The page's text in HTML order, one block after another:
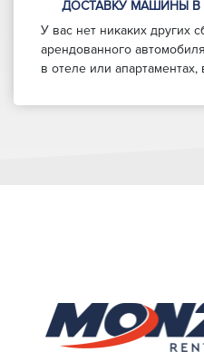
ДОСТАВКУ МАШИНЫ В
У вас нет никаких других
арендованного
в отеле или